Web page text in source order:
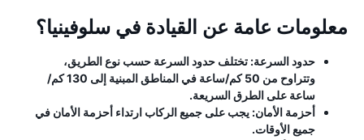
معلومات عامة عن القيادة في سلوفينيا؟
حدود السرعة: تختلف حدود السرعة حسب نوع الطريق،
وتتراوح من 50 كم/ساعة في المناطق المبنية إلى 130 كم/
ساعة على الطرق السريعة.
أحزمة الأمان: يجب على جميع الركاب ارتداء أحزمة الأمان في
جميع الأوقات.